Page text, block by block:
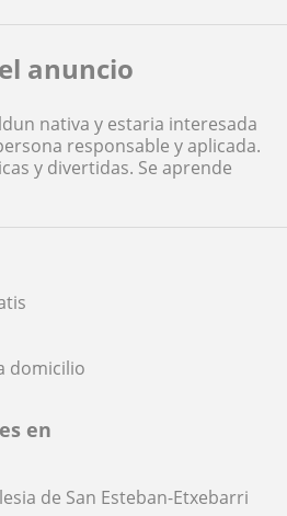
domicilio
en
de San Esteban-Etxebarri
anuncio
nativa y estaria interesada
responsable y aplicada.
y divertidas. Se aprende